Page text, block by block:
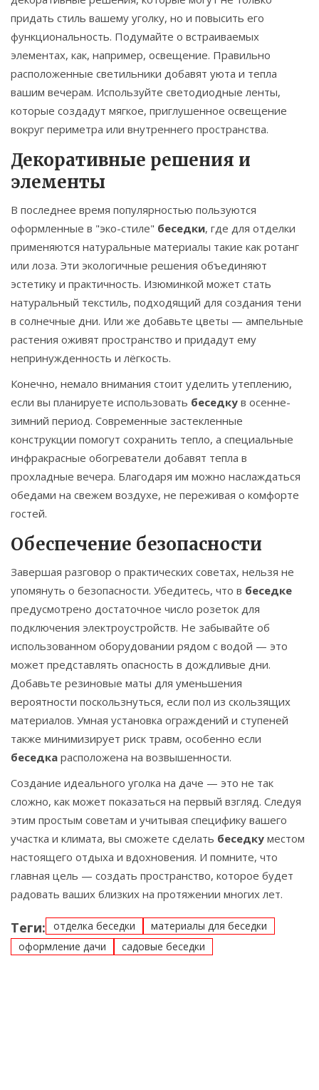
придать стиль вашему уголку, но и повысить его
функциональность. Подумайте о встраиваемых
элементах, как, например, освещение. Правильно
расположенные светильники добавят уюта и тепла
вашим вечерам. Используйте светодиодные ленты,
которые создадут мягкое, приглушенное освещение
вокруг периметра или внутреннего пространства.
Декоративные решения и
элементы
В последнее время популярностью пользуются
оформленные в "эко-стиле" беседки, где для отделки
применяются натуральные материалы такие как ротанг
или лоза. Эти экологичные решения объединяют
эстетику и практичность. Изюминкой может стать
натуральный текстиль, подходящий для создания тени
в солнечные дни. Или же добавьте цветы — ампельные
растения оживят пространство и придадут ему
непринужденность и лёгкость.
Конечно, немало внимания стоит уделить утеплению,
если вы планируете использовать беседку в осенне-
зимний период. Современные застекленные
конструкции помогут сохранить тепло, а специальные
инфракрасные обогреватели добавят тепла в
прохладные вечера. Благодаря им можно наслаждаться
обедами на свежем воздухе, не переживая о комфорте
гостей.
Обеспечение безопасности
Завершая разговор о практических советах, нельзя не
упомянуть о безопасности. Убедитесь, что в беседке
предусмотрено достаточное число розеток для
подключения электроустройств. Не забывайте об
использованном оборудовании рядом с водой — это
может представлять опасность в дождливые дни.
Добавьте резиновые маты для уменьшения
вероятности поскользнуться, если пол из скользящих
материалов. Умная установка ограждений и ступеней
также минимизирует риск травм, особенно если
беседка расположена на возвышенности.
Создание идеального уголка на даче — это не так
сложно, как может показаться на первый взгляд. Следуя
этим простым советам и учитывая специфику вашего
участка и климата, вы сможете сделать беседку местом
настоящего отдыха и вдохновения. И помните, что
главная цель — создать пространство, которое будет
радовать ваших близких на протяжении многих лет.
Теги: отделка беседки
материалы для беседки
оформление дачи
садовые беседки